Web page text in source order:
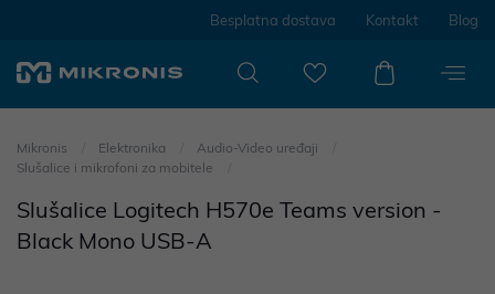
Besplatna dostava Kontakt Blog
Mikronis Elektronika
Audio-Video uređaji
Slušalice i mikrofoni za mobitele
Slušalice Logitech H570e Teams version -
Black Mono USB-A